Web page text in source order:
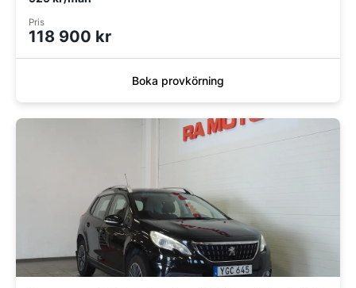
Pris
118 900 kr
Boka provkörning